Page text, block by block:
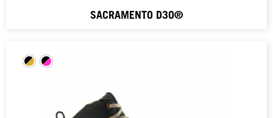
SACRAMENTO D3O®